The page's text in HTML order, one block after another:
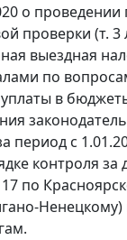
о
проверки (т. 3
выездная
по
в
период с
контроля
по
Ненецкому)